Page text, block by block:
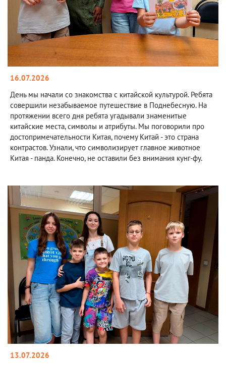
16.07.2026
День мы начали со знакомства с китайской культурой. Ребята
совершили незабываемое путешествие в Поднебесную. На
протяжении всего дня ребята угадывали знаменитые
китайские места, символы и атрибуты. Мы поговорили про
достопримечательности Китая, почему Китай - это страна
контрастов. Узнали, что символизирует главное животное
Китая - панда. Конечно, не оставили без внимания кунг-фу.
13.07.2026